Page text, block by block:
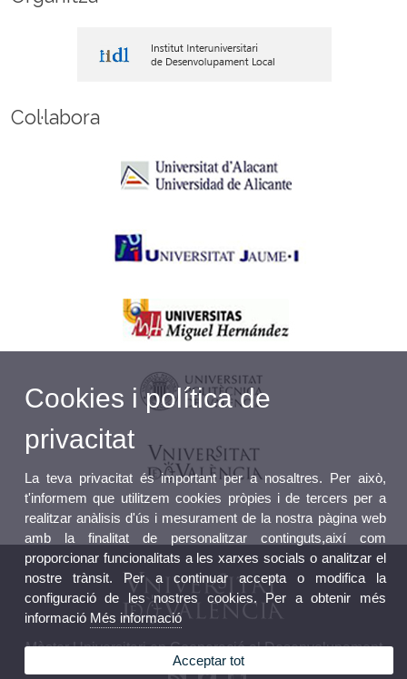
Col·labora
Màster Universitari en Cooperació al Desenvolupament
Cookies i política de
privacitat
La teva privacitat és important per a nosaltres. Per això,
t'informem que utilitzem cookies pròpies i de tercers per a
realitzar anàlisis d'ús i mesurament de la nostra pàgina web
amb la finalitat de personalitzar continguts,així com
proporcionar funcionalitats a les xarxes socials o analitzar el
nostre trànsit. Per a continuar accepta o modifica la
configuració de les nostres cookies. Per a obtenir més
informació Més informació
Acceptar tot